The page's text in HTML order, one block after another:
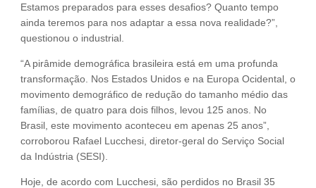
Estamos preparados para esses desafios? Quanto tempo
ainda teremos para nos adaptar a essa nova realidade?”,
questionou o industrial.
“A pirâmide demográfica brasileira está em uma profunda
transformação. Nos Estados Unidos e na Europa Ocidental, o
movimento demográfico de redução do tamanho médio das
famílias, de quatro para dois filhos, levou 125 anos. No
Brasil, este movimento aconteceu em apenas 25 anos”,
corroborou Rafael Lucchesi, diretor-geral do Serviço Social
da Indústria (SESI).
Hoje, de acordo com Lucchesi, são perdidos no Brasil 35